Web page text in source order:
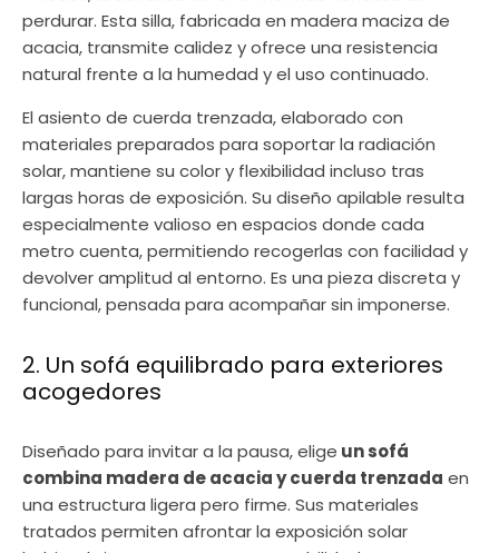
perdurar. Esta silla, fabricada en madera maciza de
acacia, transmite calidez y ofrece una resistencia
natural frente a la humedad y el uso continuado.
El asiento de cuerda trenzada, elaborado con
materiales preparados para soportar la radiación
solar, mantiene su color y flexibilidad incluso tras
largas horas de exposición. Su diseño apilable resulta
especialmente valioso en espacios donde cada
metro cuenta, permitiendo recogerlas con facilidad y
devolver amplitud al entorno. Es una pieza discreta y
funcional, pensada para acompañar sin imponerse.
2. Un sofá equilibrado para exteriores
acogedores
Diseñado para invitar a la pausa, elige un sofá
combina madera de acacia y cuerda trenzada en
una estructura ligera pero firme. Sus materiales
tratados permiten afrontar la exposición solar